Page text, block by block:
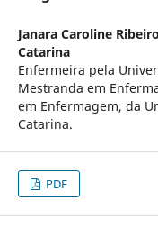
Janara Caroline
Catarina
Enfermeira pela
Mestranda em
em Enfermagem, da
Catarina.
PDF